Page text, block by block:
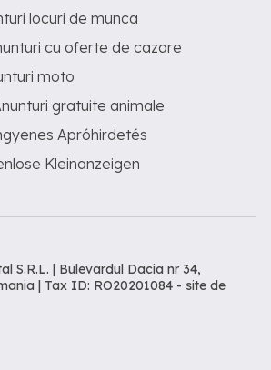
locuri de munca
cu oferte de cazare
moto
gratuite animale
Apróhirdetés
Kleinanzeigen
S.R.L. | Bulevardul Dacia nr 34,
| Tax ID: RO20201084 - site de